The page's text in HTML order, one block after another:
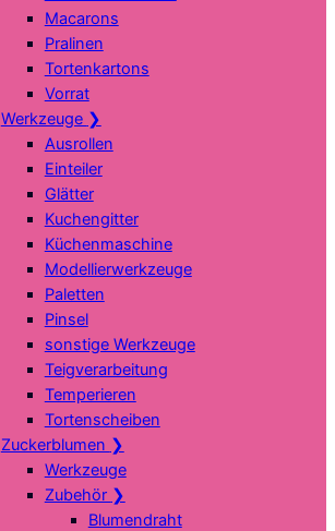
Macarons
Pralinen
Tortenkartons
Vorrat
Werkzeuge ❯
Ausrollen
Einteiler
Glätter
Kuchengitter
Küchenmaschine
Modellierwerkzeuge
Paletten
Pinsel
sonstige Werkzeuge
Teigverarbeitung
Temperieren
Tortenscheiben
Zuckerblumen ❯
Werkzeuge
Zubehör ❯
Blumendraht